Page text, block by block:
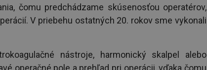
čomu predchádzame skúsenosťou operatérov,
V priebehu ostatných 20. rokov sme vykonali
nástroje, harmonický skalpel alebo
operačné pole a prehľad pri operácii, vďaka čomu